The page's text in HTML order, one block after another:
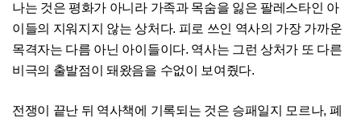
나는 것은 평화가 아니라 가족과 목숨을 잃은 팔레스타인 아
이들의 지워지지 않는 상처다. 피로 쓰인 역사의 가장 가까운
목격자는 다름 아닌 아이들이다. 역사는 그런 상처가 또 다른
비극의 출발점이 돼왔음을 수없이 보여줬다.
전쟁이 끝난 뒤 역사책에 기록되는 것은 승패일지 모르나, 폐